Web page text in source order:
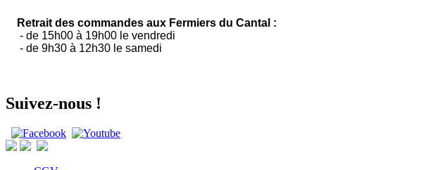
Retrait des commandes aux Fermiers du Cantal :
- de 15h00 à 19h00 le vendredi
- de 9h30 à 12h30 le samedi
Suivez-nous !